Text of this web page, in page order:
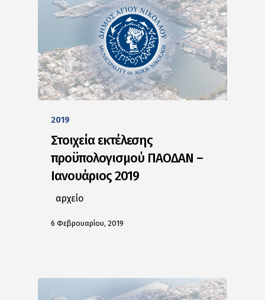
2019
Στοιχεία εκτέλεσης
προϋπολογισμού ΠΑΟΔΑΝ –
Ιανουάριος 2019
αρχείο
6 Φεβρουαρίου, 2019